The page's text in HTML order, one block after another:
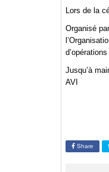
Lors de la
Organisé
Jusqu’à
AVI
Share